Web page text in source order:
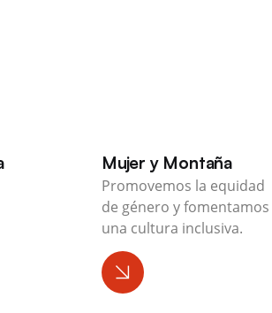
Mujer y Montaña
Promovemos la equidad
de género y fomentamos
una cultura inclusiva.